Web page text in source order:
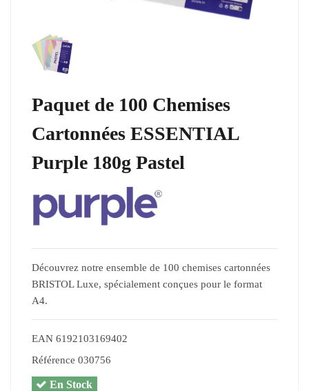
Paquet de 100 Chemises
Cartonnées ESSENTIAL
Purple 180g Pastel
Découvrez notre ensemble de 100 chemises cartonnées
BRISTOL Luxe, spécialement conçues pour le format
A4.
EAN 6192103169402
Référence 030756
En Stock